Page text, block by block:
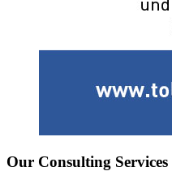
Our Consulting Services